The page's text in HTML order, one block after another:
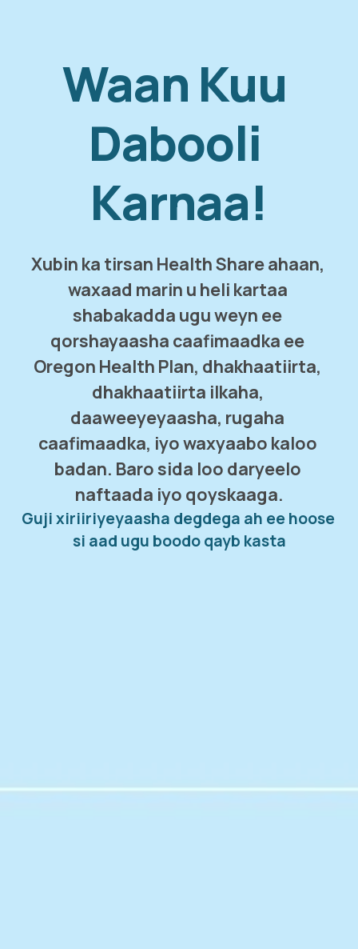
Waan Kuu
Dabooli
Karnaa!
Xubin ka tirsan Health Share ahaan,
waxaad marin u heli kartaa
shabakadda ugu weyn ee
qorshayaasha caafimaadka ee
Oregon Health Plan, dhakhaatiirta,
dhakhaatiirta ilkaha,
daaweeyeyaasha, rugaha
caafimaadka, iyo waxyaabo kaloo
badan. Baro sida loo daryeelo
naftaada iyo qoyskaaga.
Guji xiriiriyeyaasha degdega ah ee hoose
si aad ugu boodo qayb kasta